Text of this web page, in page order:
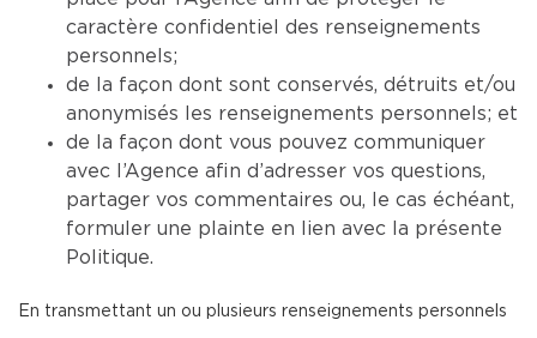
caractère confidentiel des renseignements
personnels;
de la façon dont sont conservés, détruits et/ou
anonymisés les renseignements personnels; et
de la façon dont vous pouvez communiquer
avec l’Agence afin d’adresser vos questions,
partager vos commentaires ou, le cas échéant,
formuler une plainte en lien avec la présente
Politique.
En transmettant un ou plusieurs renseignements personnels